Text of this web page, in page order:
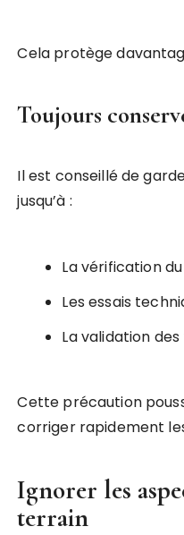
Cela protège
Toujours
Il est conseillé de
jusqu’à :
La vérification
Les essais
La validation
Cette précaution
corriger rapidement
Ignorer les
terrain